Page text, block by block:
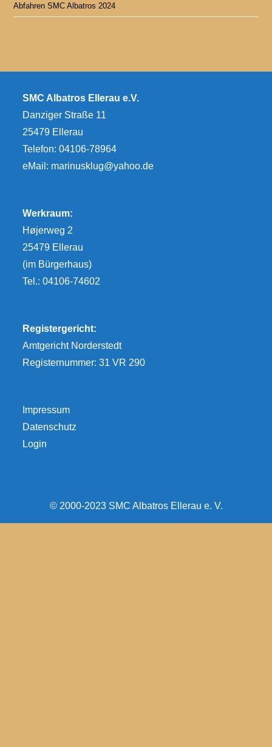
Abfahren SMC Albatros 2024
SMC Albatros Ellerau e.V.
Danziger Straße 11
25479 Ellerau
Telefon: 04106-78964
eMail: marinusklug@yahoo.de
Werkraum:
Højerweg 2
25479 Ellerau
(im Bürgerhaus)
Tel.: 04106-74602
Registergericht:
Amtgericht Norderstedt
Registernummer: 31 VR 290
Impressum
Datenschutz
Login
© 2000-2023 SMC Albatros Ellerau e. V.